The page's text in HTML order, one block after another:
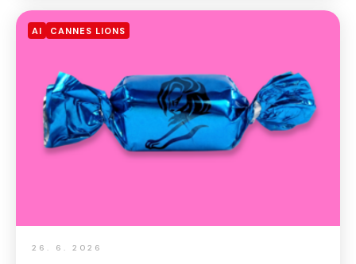
AI CANNES LIONS
26. 6. 2026